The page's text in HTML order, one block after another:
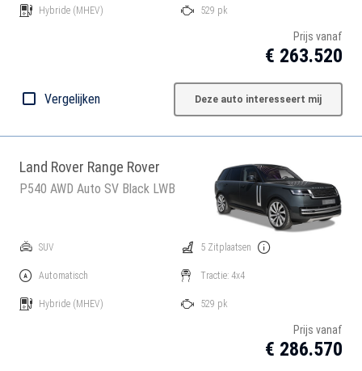
Hybride (MHEV) 529 pk
Prijs vanaf
€ 263.520
Vergelijken Deze auto interesseert mij
Land Rover Range Rover
P540 AWD Auto SV Black LWB
SUV
Automatisch
Hybride (MHEV)
5 Zitplaatsen
Tractie: 4x4
529 pk
Prijs vanaf
€ 286.570